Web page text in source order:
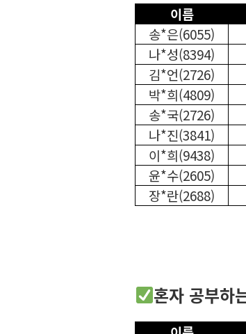
이름
송*은(6055)
나*성(8394)
김*언(2726)
박*희(4809)
송*국(2726)
나*진(3841)
이*희(9438)
윤*수(2605)
장*란(2688)
혼자 공부하